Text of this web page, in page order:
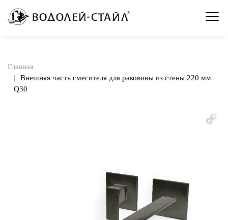
Главная
Внешняя часть смесителя для раковины из стены 220 мм
Q30